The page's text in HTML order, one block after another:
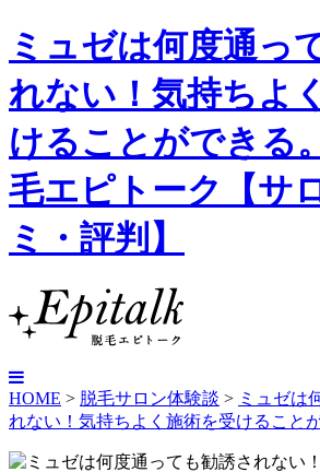
ミュゼは何度通っ
れない！気持ちよ
けることができる
毛エピトーク【サ
ミ・評判】
HOME > 脱毛サロン体験談 > ミュゼは
れない！気持ちよく施術を受けること